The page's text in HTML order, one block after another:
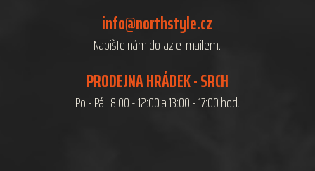
info@northstyle.cz
Napište nám dotaz e-mailem.
PRODEJNA HRÁDEK - SRCH
Po - Pá: 8:00 - 12:00 a 13:00 - 17:00 hod.